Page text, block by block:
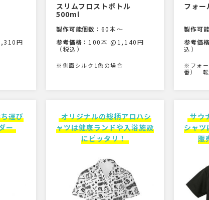
円
スリムフロストボトル
500ml
製作可能個数： 60本〜
参考価格： 100本 @1,140円
（税込）
※側面シルク1色の場合
フォー
製作可
参考価格
込）
※フォー
番） 転
運び
ー
オリジナルの総柄アロハシ
ャツは健康ランドや入浴施設
にピッタリ！
サウ
シャツ
販